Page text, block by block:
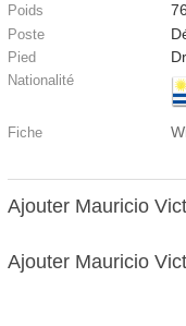
Poids 76
Poste
Pied
Nationalité
Fiche
Ajouter Mauricio
Ajouter Mauricio